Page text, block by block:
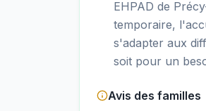
EHPAD de
temporaire,
s'adapter aux
soit pour un
Avis des familles